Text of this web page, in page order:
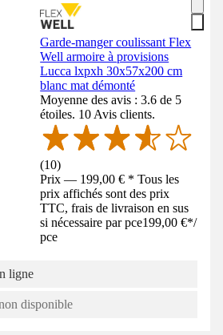
Garde-manger coulissant Flex
Well armoire à provisions
Lucca lxpxh 30x57x200 cm
blanc mat démonté
Moyenne des avis : 3.6 de 5
étoiles. 10 Avis clients.
(10)
Prix — 199,00 € * Tous les
prix affichés sont des prix
TTC, frais de livraison en sus
si nécessaire par pce199,00 €*/
pce
ligne
disponible